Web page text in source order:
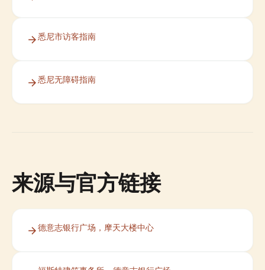
悉尼市访客指南
悉尼无障碍指南
来源与官方链接
德意志银行广场，摩天大楼中心